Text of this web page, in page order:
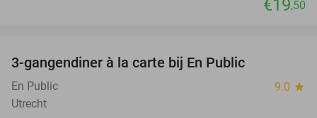
€19,50
3-gangendiner à la carte bij En Public
En Public 9.0 star
Utrecht